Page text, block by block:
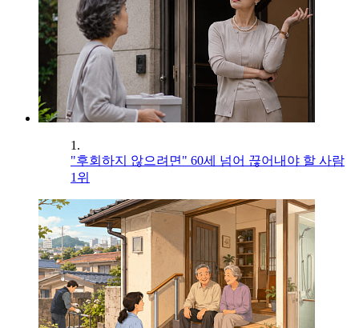
1.
"후회하지 않으려면" 60세 넘어 끊어내야 할 사람
1위